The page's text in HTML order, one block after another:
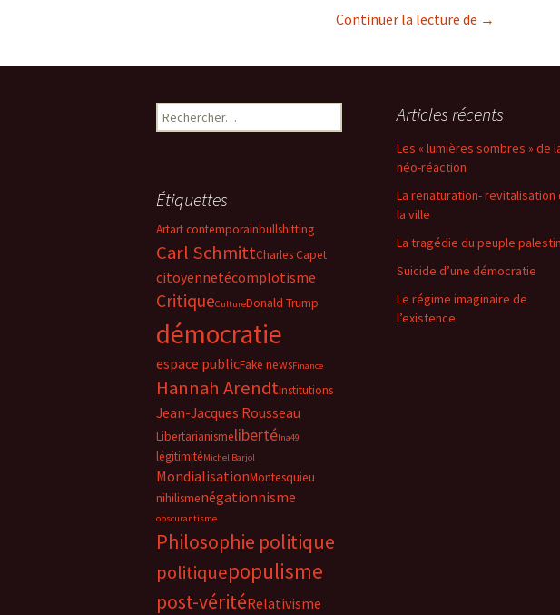
Continuer la lecture de Les «
→
Rechercher : Articles récents
Les « lumières sombres » de
néo-réaction
La renaturation- revitalisation
la ville
La tragédie du peuple
Suicide d’une démocratie
Le régime imaginaire de
l’existence
Étiquettes
Artart contemporainbullshitting
Carl SchmittCharles Capet
citoyennetécomplotisme
CritiqueCultureDonald Trump
démocratie
espace publicFake newsFinance
Hannah ArendtInstitutions
Jean-Jacques Rousseau
Libertarianismelibertélna49
légitimitéMichel Barjol
MondialisationMontesquieu
nihilismenégationnisme
obscurantisme
Philosophie politique
politiquepopulisme
post-véritéRelativisme